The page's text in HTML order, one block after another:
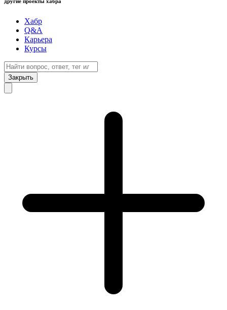
Хабр
Q&A
Карьера
Курсы
Закрыть